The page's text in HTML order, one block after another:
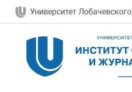
Университет Лобачевского